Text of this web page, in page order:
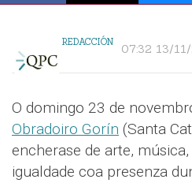
REDACCIÓN 07:32 13/
O domingo 23 de
Obradoiro Gorín (Santa
encherase de arte,
igualdade coa presenza